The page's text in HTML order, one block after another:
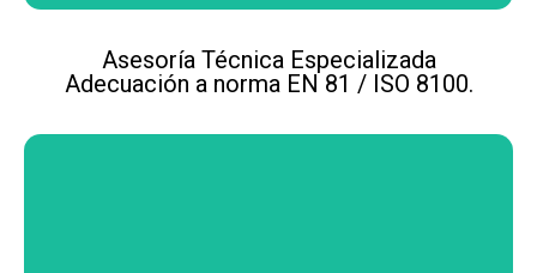
Asesoría Técnica Especializada
Adecuación a norma EN 81 / ISO 8100.